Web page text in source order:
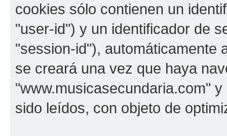
cookies sólo contienen un
"user-id") y un identificador de
"session-id"), automáticamente
se creará una vez que haya
"www.musicasecundaria.com"
sido leídos, con objeto de